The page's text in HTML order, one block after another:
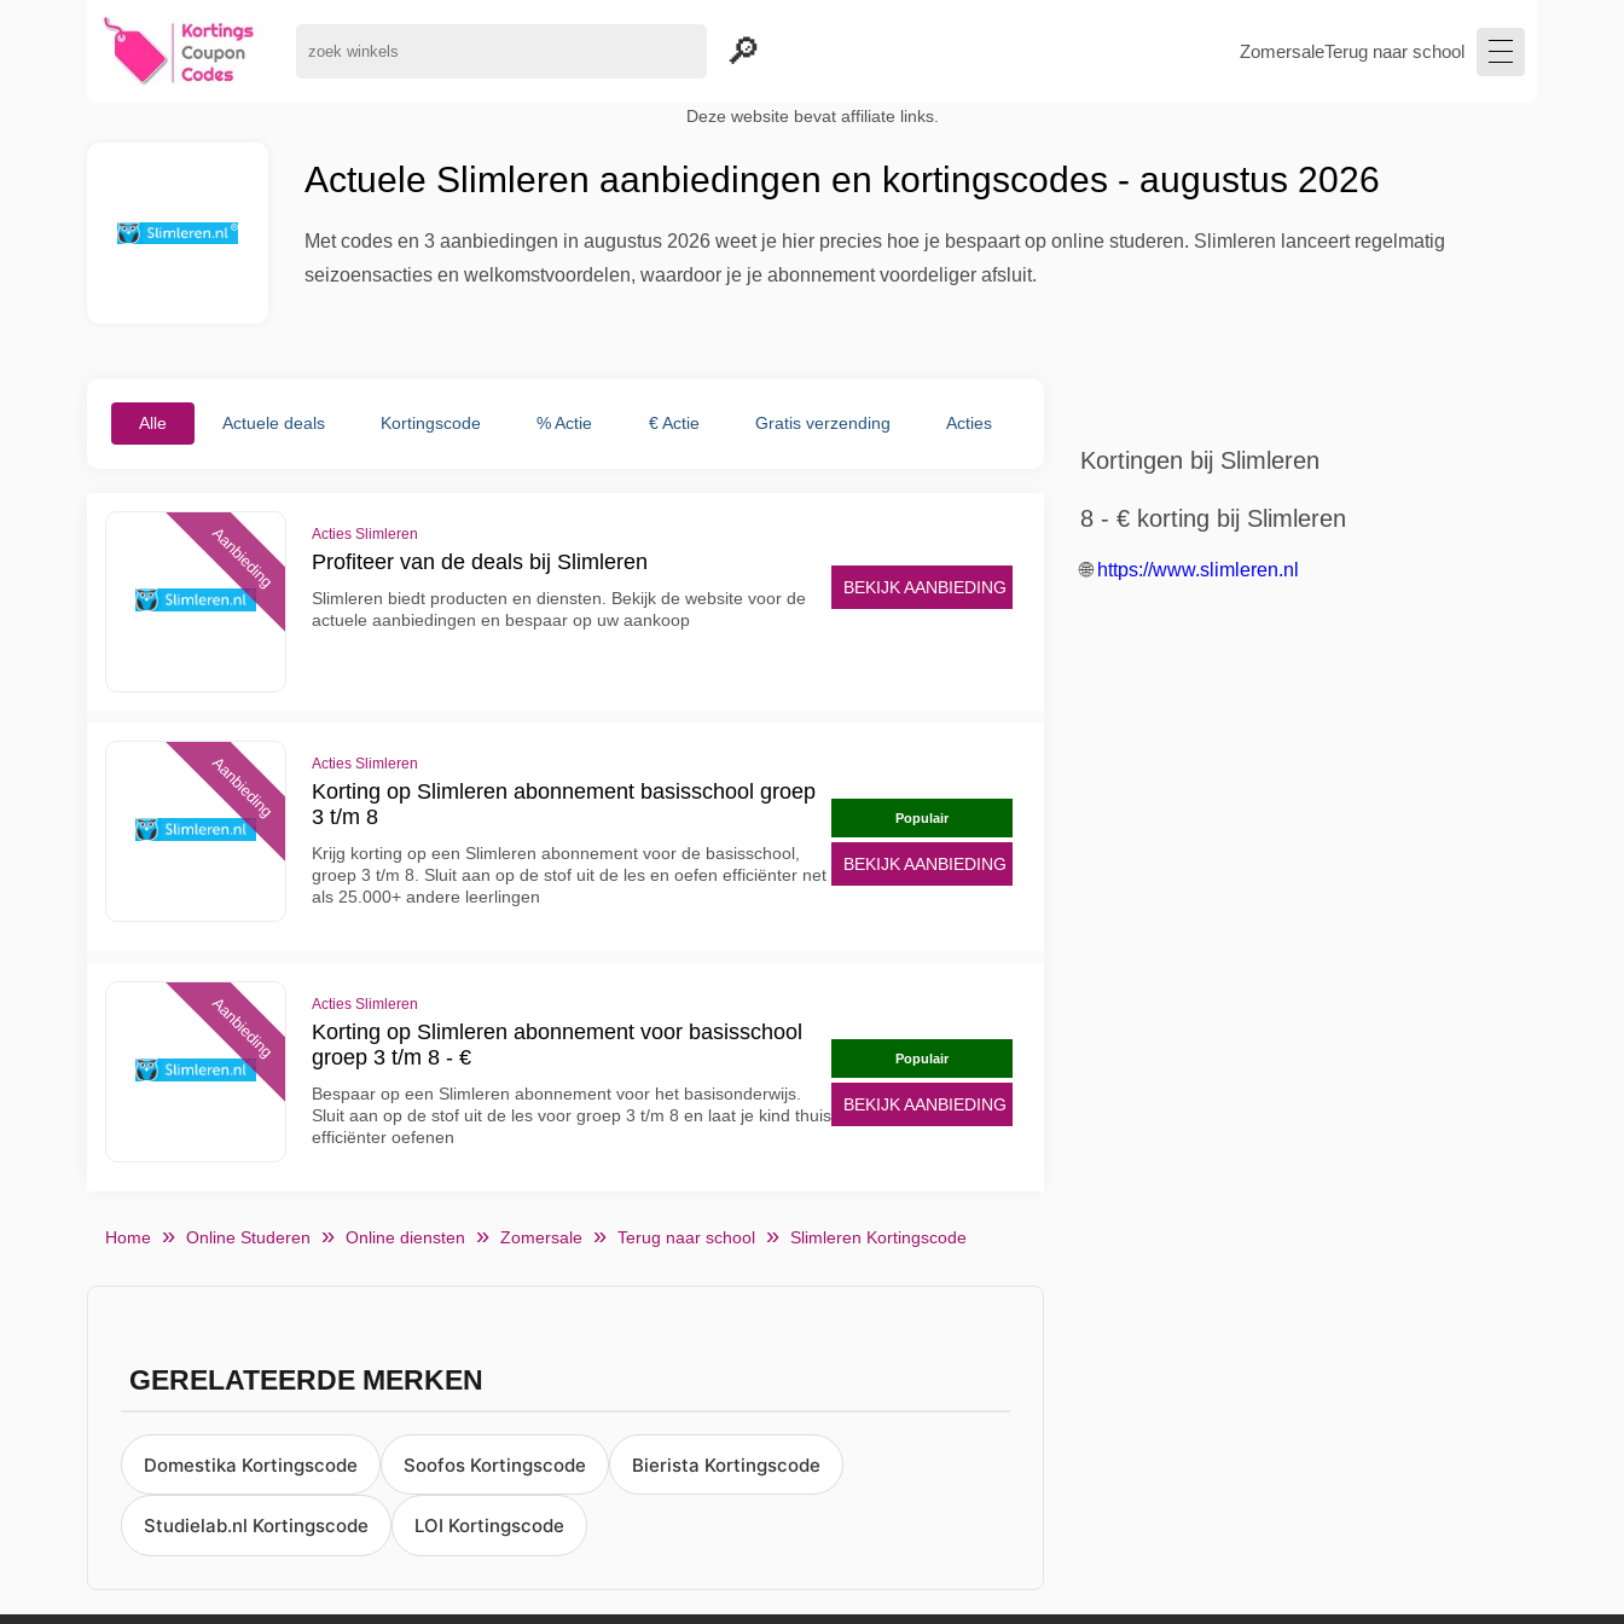
ZomersaleTerug naar school
Deze website bevat affiliate links.
Actuele Slimleren aanbiedingen en kortingscodes - augustus 2026
Met codes en 3 aanbiedingen in augustus 2026 weet je hier precies hoe je bespaart op online studeren. Slimleren lanceert regelmatig
seizoensacties en welkomstvoordelen, waardoor je je abonnement voordeliger afsluit.
Alle Actuele deals Kortingscode % Actie € Actie Gratis verzending Acties
Aanbieding Acties Slimleren
Profiteer van de deals bij Slimleren
Slimleren biedt producten en diensten. Bekijk de website voor de
actuele aanbiedingen en bespaar op uw aankoop
BEKIJK AANBIEDING
Aanbieding Acties Slimleren
Korting op Slimleren abonnement basisschool groep
3 t/m 8
Krijg korting op een Slimleren abonnement voor de basisschool,
groep 3 t/m 8. Sluit aan op de stof uit de les en oefen efficiënter net
als 25.000+ andere leerlingen
Populair
BEKIJK AANBIEDING
Aanbieding Acties Slimleren
Korting op Slimleren abonnement voor basisschool
groep 3 t/m 8 - €
Bespaar op een Slimleren abonnement voor het basisonderwijs.
Sluit aan op de stof uit de les voor groep 3 t/m 8 en laat je kind thuis
efficiënter oefenen
Populair
BEKIJK AANBIEDING
Home Online Studeren Online diensten Zomersale Terug naar school Slimleren Kortingscode
GERELATEERDE MERKEN
Domestika Kortingscode Soofos Kortingscode Bierista Kortingscode
Studielab.nl Kortingscode LOI Kortingscode
Kortingen bij Slimleren
8 - € korting bij Slimleren
🌐 https://www.slimleren.nl